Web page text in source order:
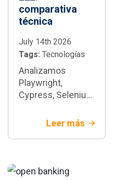
comparativa
técnica
July 14th 2026
Tags: Tecnologías
Analizamos
Playwright,
Cypress, Selenium
criterios técnicos
Descubre cuándo
mejor decisión
Leer más